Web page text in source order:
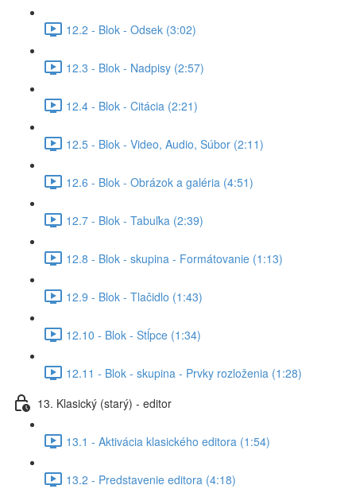
12.2 - Blok - Odsek (3:02)
12.3 - Blok - Nadpisy (2:57)
12.4 - Blok - Citácia (2:21)
12.5 - Blok - Video, Audio, Súbor (2:11)
12.6 - Blok - Obrázok a galéria (4:51)
12.7 - Blok - Tabuľka (2:39)
12.8 - Blok - skupina - Formátovanie (1:13)
12.9 - Blok - Tlačidlo (1:43)
12.10 - Blok - Stĺpce (1:34)
12.11 - Blok - skupina - Prvky rozloženia (1:28)
13. Klasický (starý) - editor
13.1 - Aktivácia klasického editora (1:54)
13.2 - Predstavenie editora (4:18)